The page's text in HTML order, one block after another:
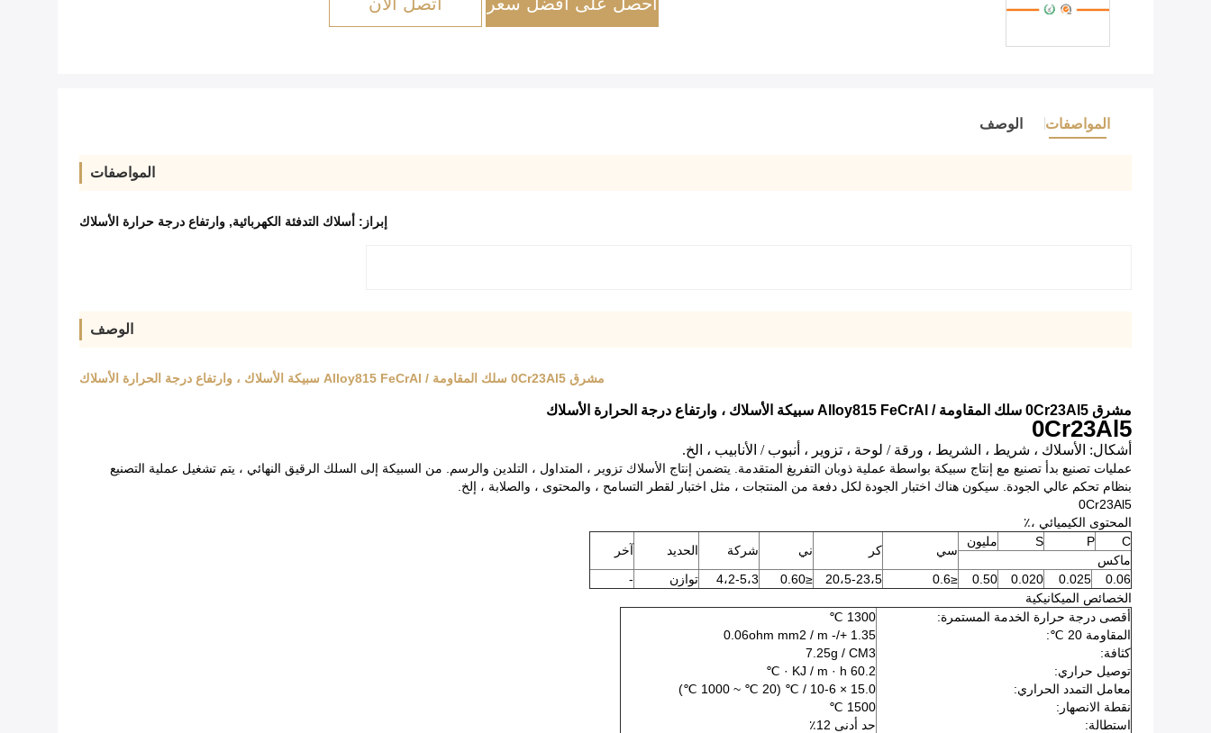
المواصفات الوصف
المواصفات
إبراز: أسلاك التدفئة الكهربائية, وارتفاع درجة حرارة الأسلاك
الوصف
مشرق 0Cr23Al5 سلك المقاومة / Alloy815 FeCrAl سبيكة الأسلاك ، وارتفاع درجة الحرارة الأسلاك
مشرق 0Cr23Al5 سلك المقاومة / Alloy815 FeCrAl سبيكة الأسلاك ، وارتفاع درجة الحرارة الأسلاك
0Cr23Al5
أشكال: الأسلاك ، شريط ، الشريط ، ورقة / لوحة ، تزوير ، أنبوب / الأنابيب ، الخ.
عمليات تصنيع بدأ تصنيع مع إنتاج سبيكة بواسطة عملية ذوبان التفريغ المتقدمة. يتضمن إنتاج الأسلاك تزوير ، المتداول ، التلدين والرسم. من السبيكة إلى السلك الرقيق النهائي ، يتم تشغيل عملية التصنيع
بنظام تحكم عالي الجودة. سيكون هناك اختبار الجودة لكل دفعة من المنتجات ، مثل اختبار لقطر التسامح ، والمحتوى ، والصلابة ، إلخ.
0Cr23Al5
المحتوى الكيميائي ،٪
C
P
S مليون
سي كر ني شركة الحديد آخر
ماكس
0.06
0.025
0.020
0.50
≤0.6 20،5-23،5 ≤0.60 4،2-5،3 توازن
-
الخصائص الميكانيكية
أقصى درجة حرارة الخدمة المستمرة:
المقاومة 20 ℃:
كثافة:
توصيل حراري:
معامل التمدد الحراري:
نقطة الانصهار:
استطالة:
1300 ℃
1.35 +/- 0.06ohm mm2 / m
7.25g / CM3
60.2 KJ / m · h · ℃
15.0 × 10-6 / ℃ (20 ℃ ~ 1000 ℃)
1500 ℃
حد أدنى 12٪